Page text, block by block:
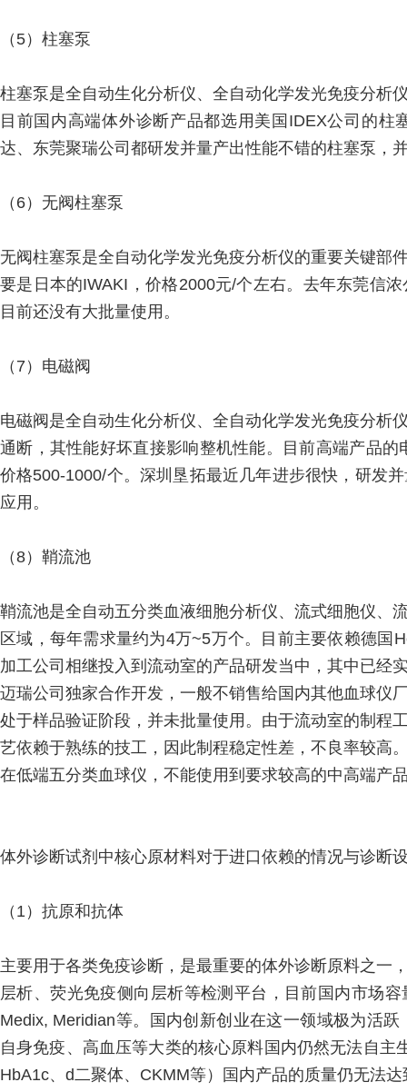
（5）柱塞泵
柱塞泵是全自动生化分析仪、全自动化学发光免疫分析
目前国内高端体外诊断产品都选用美国IDEX公司的
达、东莞聚瑞公司都研发并量产出性能不错的柱塞泵，
（6）无阀柱塞泵
无阀柱塞泵是全自动化学发光免疫分析仪的重要关键部
要是日本的IWAKI，价格2000元/个左右。去年东莞信
目前还没有大批量使用。
（7）电磁阀
电磁阀是全自动生化分析仪、全自动化学发光免疫分析
通断，其性能好坏直接影响整机性能。目前高端产品
价格500-1000/个。深圳垦拓最近几年进步很快，研发
应用。
（8）鞘流池
鞘流池是全自动五分类血液细胞分析仪、流式细胞仪、
区域，每年需求量约为4万~5万个。目前主要依赖德国
加工公司相继投入到流动室的产品研发当中，其中已经
迈瑞公司独家合作开发，一般不销售给国内其他血球仪
处于样品验证阶段，并未批量使用。由于流动室的制程
艺依赖于熟练的技工，因此制程稳定性差，不良率较高
在低端五分类血球仪，不能使用到要求较高的中高端产
体外诊断试剂中核心原材料对于进口依赖的情况与诊断
（1）抗原和抗体
主要用于各类免疫诊断，是最重要的体外诊断原料之一
层析、荧光免疫侧向层析等检测平台，目前国内市场
Medix, Meridian等。国内创新创业在这一领域极为活
自身免疫、高血压等大类的核心原料国内仍然无法自
HbA1c、d二聚体、CKMM等）国内产品的质量仍无法